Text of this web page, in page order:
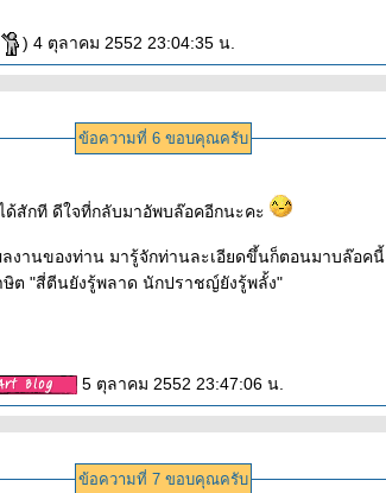
) 4 ตุลาคม 2552 23:04:35 น.
ข้อความที่ 6 ขอบคุณครับ
สักที ดีใจที่กลับมาอัพบล๊อคอีกนะคะ
ลงานของท่าน มารู้จักท่านละเอียดขึ้นก็ตอนมาบล๊อคนี้
ต "สี่ตีนยังรู้พลาด นักปราชญ์ยังรู้พลั้ง"
5 ตุลาคม 2552 23:47:06 น.
ข้อความที่ 7 ขอบคุณครับ